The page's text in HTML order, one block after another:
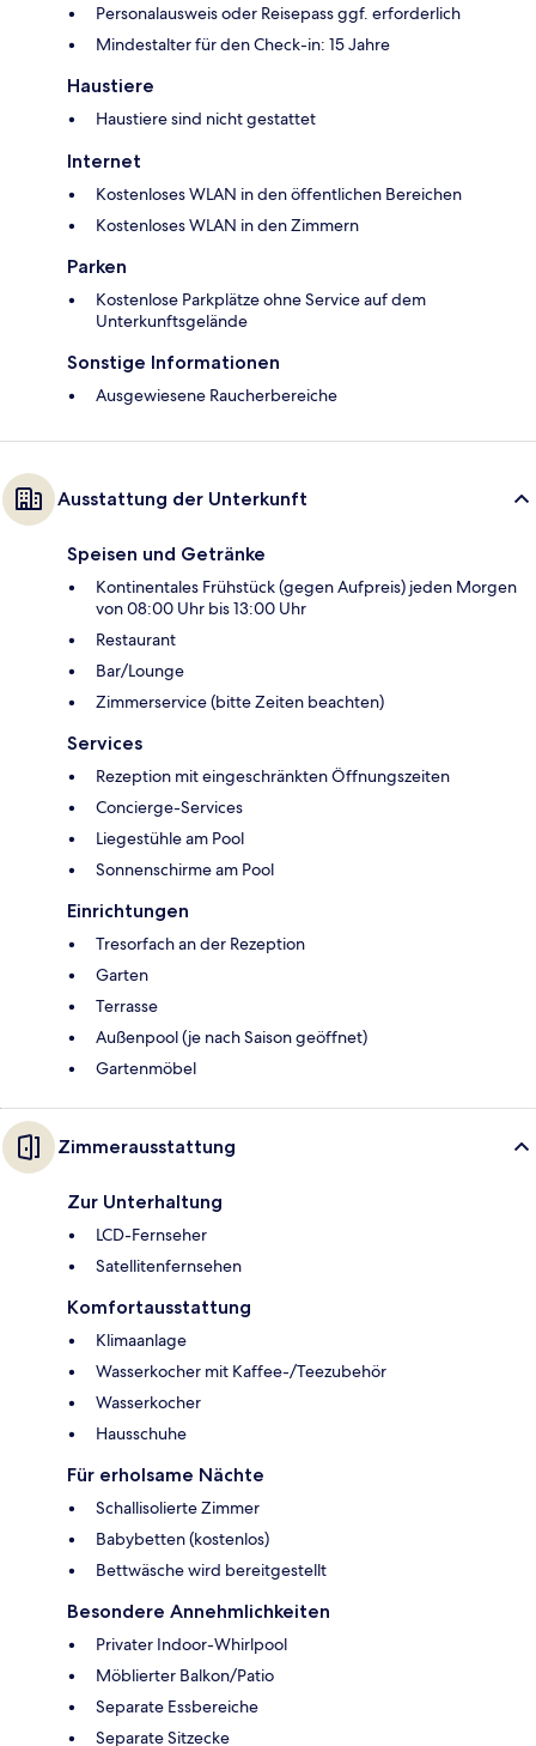
Personalausweis oder Reisepass ggf. erforderlich
Mindestalter für den Check-in: 15 Jahre
Haustiere
Haustiere sind nicht gestattet
Internet
Kostenloses WLAN in den öffentlichen Bereichen
Kostenloses WLAN in den Zimmern
Parken
Kostenlose Parkplätze ohne Service auf dem
Unterkunftsgelände
Sonstige Informationen
Ausgewiesene Raucherbereiche
Ausstattung der Unterkunft
Speisen und Getränke
Kontinentales Frühstück (gegen Aufpreis) jeden Morgen
von 08:00 Uhr bis 13:00 Uhr
Restaurant
Bar/Lounge
Zimmerservice (bitte Zeiten beachten)
Services
Rezeption mit eingeschränkten Öffnungszeiten
Concierge-Services
Liegestühle am Pool
Sonnenschirme am Pool
Einrichtungen
Tresorfach an der Rezeption
Garten
Terrasse
Außenpool (je nach Saison geöffnet)
Gartenmöbel
Zimmerausstattung
Zur Unterhaltung
LCD-Fernseher
Satellitenfernsehen
Komfortausstattung
Klimaanlage
Wasserkocher mit Kaffee-/Teezubehör
Wasserkocher
Hausschuhe
Für erholsame Nächte
Schallisolierte Zimmer
Babybetten (kostenlos)
Bettwäsche wird bereitgestellt
Besondere Annehmlichkeiten
Privater Indoor-Whirlpool
Möblierter Balkon/Patio
Separate Essbereiche
Separate Sitzecke